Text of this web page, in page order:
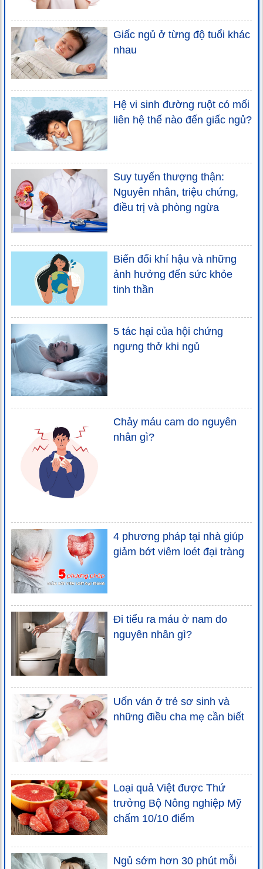
Giấc ngủ ở từng độ tuổi khác
nhau
Hệ vi sinh đường ruột có mối
liên hệ thế nào đến giấc ngủ?
Suy tuyến thượng thận:
Nguyên nhân, triệu chứng,
điều trị và phòng ngừa
Biến đổi khí hậu và những
ảnh hưởng đến sức khỏe
tinh thần
5 tác hại của hội chứng
ngưng thở khi ngủ
Chảy máu cam do nguyên
nhân gì?
4 phương pháp tại nhà giúp
giảm bớt viêm loét đại tràng
Đi tiểu ra máu ở nam do
nguyên nhân gì?
Uốn ván ở trẻ sơ sinh và
những điều cha mẹ cần biết
Loại quả Việt được Thứ
trưởng Bộ Nông nghiệp Mỹ
chấm 10/10 điểm
Ngủ sớm hơn 30 phút mỗi